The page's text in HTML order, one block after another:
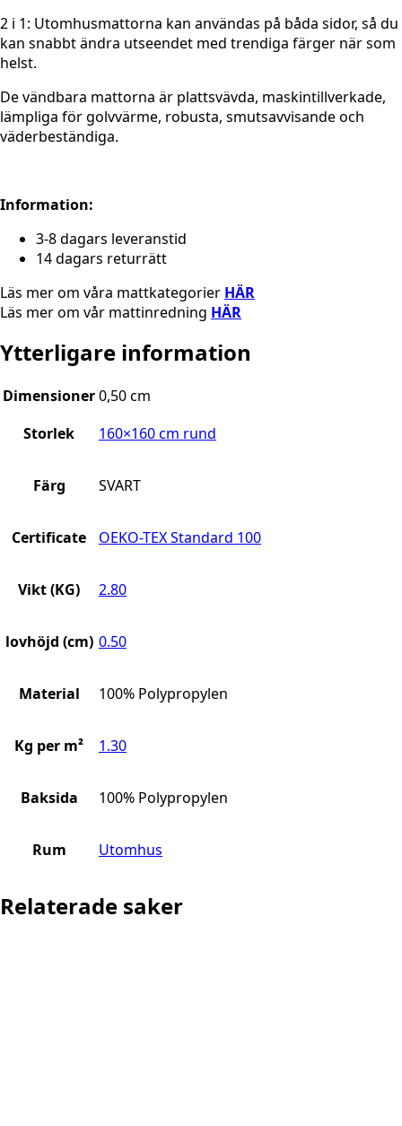
2 i 1: Utomhusmattorna kan användas på båda sidor, så du
kan snabbt ändra utseendet med trendiga färger när som
helst.
De vändbara mattorna är plattsvävda, maskintillverkade,
lämpliga för golvvärme, robusta, smutsavvisande och
väderbeständiga.
Information:
3-8 dagars leveranstid
14 dagars returrätt
Läs mer om våra mattkategorier HÄR
Läs mer om vår mattinredning HÄR
Ytterligare information
Dimensioner0,50 cm
Storlek
160×160 cm rund
Färg SVART
Certificate OEKO-TEX Standard 100
Vikt (KG) 2.80
lovhöjd (cm) 0.50
Material 100% Polypropylen
Kg per m² 1.30
Baksida 100% Polypropylen
Rum Utomhus
Relaterade saker